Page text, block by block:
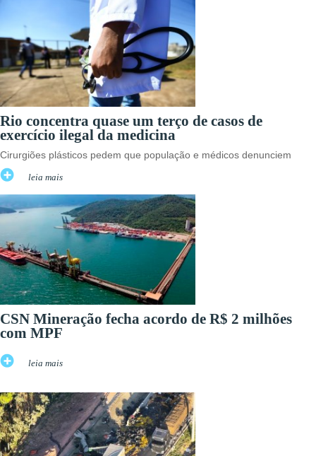
Rio concentra quase um terço de casos de
exercício ilegal da medicina
Cirurgiões plásticos pedem que população e médicos denunciem
leia mais
CSN Mineração fecha acordo de R$ 2 milhões
com MPF
leia mais